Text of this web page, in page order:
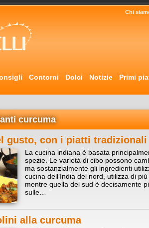
Chi
Contorni Dolci Notizie Primi
curcuma
gusto, con i piatti
La cucina indiana è basata
spezie. Le varietà di cibo possono
ma sostanzialmente gli ingredienti
cucina dell’India del nord, utilizza di
mentre quella del sud è decisamente
sulle…
alla curcuma